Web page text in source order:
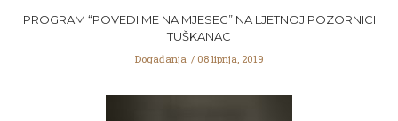
PROGRAM “POVEDI ME NA MJESEC” NA LJETNOJ POZORNICI
TUŠKANAC
Događanja 08 lipnja, 2019